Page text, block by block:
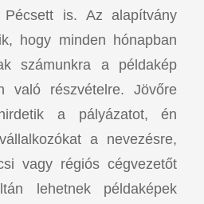
Pécsett is. Az alapítvány
hogy minden hónapban
számunkra a példakép
való részvételre. Jövőre
a pályázatot, én
a nevezésre,
vagy régiós cégvezetőt
lehetnek példaképek